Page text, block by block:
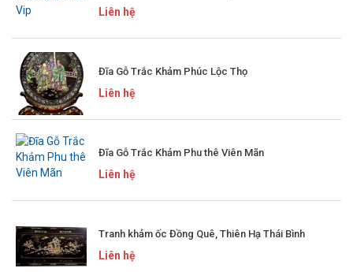
Liên hệ
Đĩa Gỗ Trắc Khảm Phúc Lộc Thọ
Liên hệ
Đĩa Gỗ Trắc Khảm Phu thê Viên Mãn
Liên hệ
Tranh khảm ốc Đồng Quê, Thiên Hạ Thái Bình
Liên hệ